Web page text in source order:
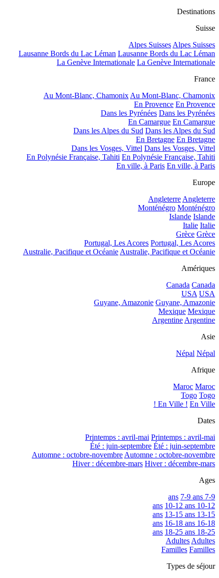
Destinations
Suisse
Alpes SuissesAlpes Suisses
Lausanne Bords du Lac Léman Lausanne Bords du Lac Léman
La Genève Internationale La Genève Internationale
France
Au Mont-Blanc, ChamonixAu Mont-Blanc, Chamonix
En Provence En Provence
Dans les Pyrénées Dans les Pyrénées
En Camargue En Camargue
Dans les Alpes du Sud Dans les Alpes du Sud
En Bretagne En Bretagne
Dans les Vosges, Vittel Dans les Vosges, Vittel
En Polynésie Française, Tahiti En Polynésie Française, Tahiti
En ville, à Paris En ville, à Paris
Europe
AngleterreAngleterre
Monténégro Monténégro
Islande Islande
Italie Italie
Grèce Grèce
Portugal, Les Acores Portugal, Les Acores
Australie, Pacifique et OcéanieAustralie, Pacifique et Océanie
Amériques
Canada Canada
USA USA
Guyane, Amazonie Guyane, Amazonie
Mexique Mexique
ArgentineArgentine
Asie
Népal Népal
Afrique
Maroc Maroc
Togo Togo
En Ville ! En Ville !
Dates
Printemps : avril-mai Printemps : avril-mai
Été : juin-septembre Été : juin-septembre
Automne : octobre-novembreAutomne : octobre-novembre
Hiver : décembre-mars Hiver : décembre-mars
Ages
7-9 ans
7-9 ans
10-12 ans
10-12 ans
13-15 ans
13-15 ans
16-18 ans
16-18 ans
18-25 ans
18-25 ans
AdultesAdultes
Familles Familles
Types de séjour